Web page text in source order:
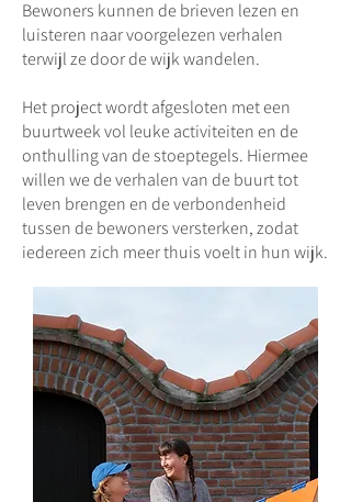
Bewoners kunnen de brieven lezen en
luisteren naar voorgelezen verhalen
terwijl ze door de wijk wandelen.
Het project wordt afgesloten met een
buurtweek vol leuke activiteiten en de
onthulling van de stoeptegels. Hiermee
willen we de verhalen van de buurt tot
leven brengen en de verbondenheid
tussen de bewoners versterken, zodat
iedereen zich meer thuis voelt in hun wijk.